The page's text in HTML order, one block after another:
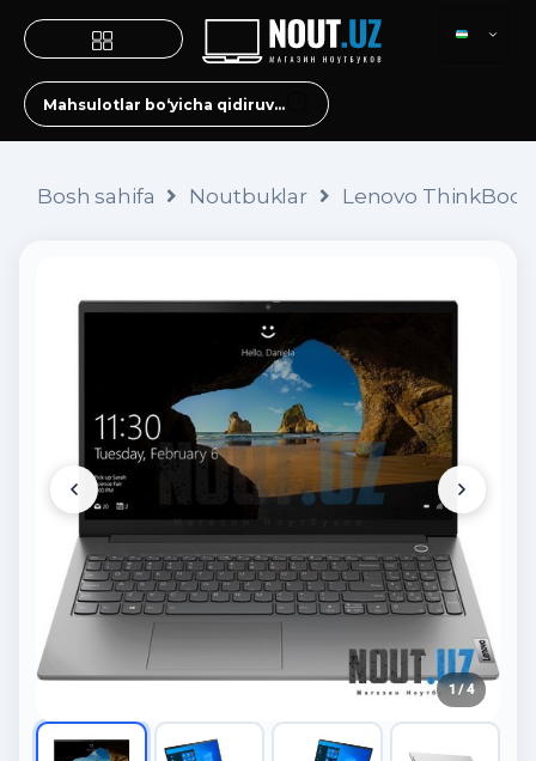
Bosh sahifa Noutbuklar Lenovo ThinkBook
1 / 4